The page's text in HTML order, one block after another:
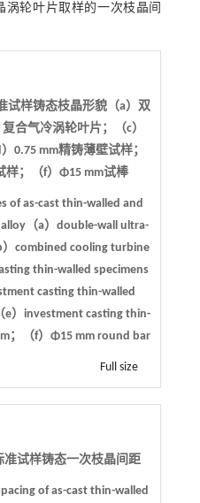
涡轮叶片取样的一次枝晶间
试样铸态枝晶形貌（a）双
合气冷涡轮叶片；（c）
0.75 mm精铸薄壁试样；
样；（f）Φ15 mm试棒
of as-cast thin-walled and
（a）double-wall ultra-
combined cooling turbine
thin-walled specimens
casting thin-walled
e）investment casting thin-
；（f）Φ15 mm round bar
Full size
准试样铸态一次枝晶间距
of as-cast thin-walled